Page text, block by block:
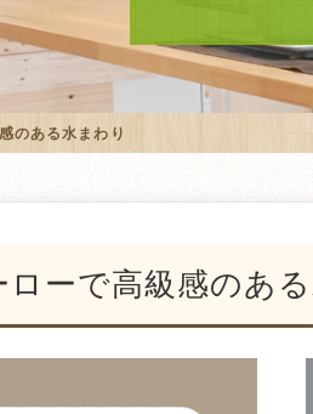
のある水まわり
ーで高級感のあ